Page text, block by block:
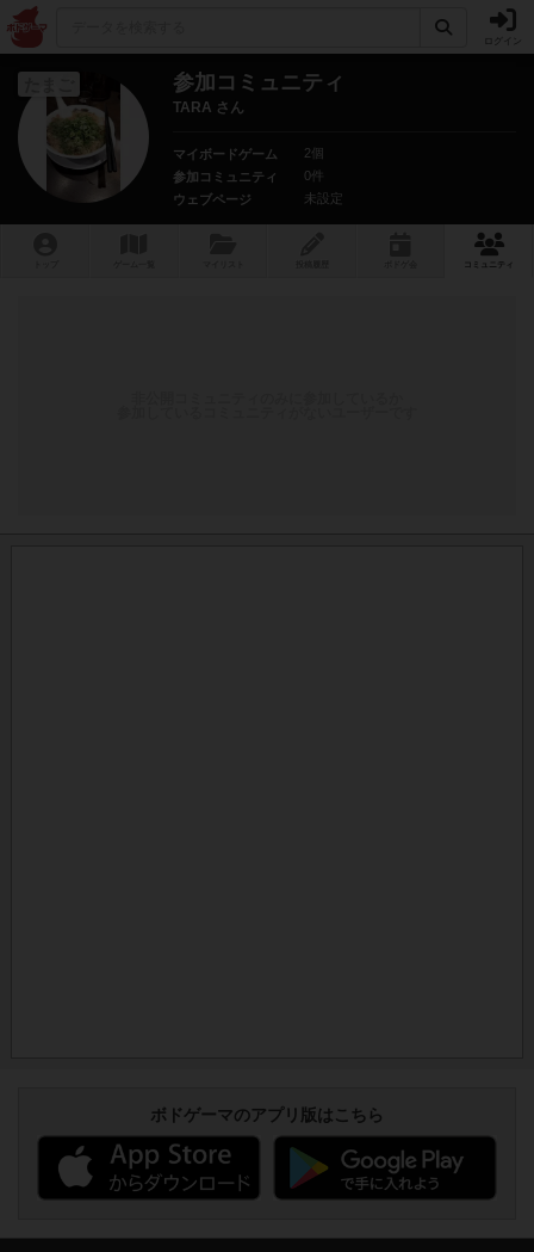
ログイン
参加コミュニティ
TARA さん
マイボードゲーム
2個
参加コミュニティ
0件
ウェブページ
未設定
コミュニティ
ボドゲーマのアプリ版はこちら